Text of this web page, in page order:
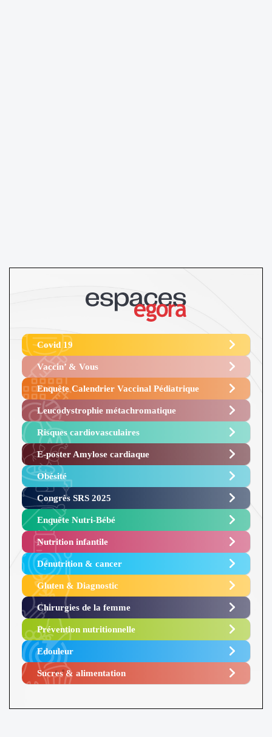
Covid 19
Vaccin’ & Vous
Enquête Calendrier Vaccinal Pédiatrique
Leucodystrophie métachromatique
Risques cardiovasculaires
E-poster Amylose cardiaque ​
Obésité ​
Congrès SRS 2025 ​
Enquête Nutri-Bébé ​
Nutrition infantile
Dénutrition & cancer
Gluten & Diagnostic
Chirurgies de la femme
Prévention nutritionnelle
Edouleur​
Sucres & alimentation​